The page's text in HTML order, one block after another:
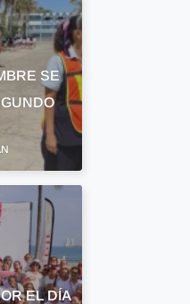
SE
EL DÍA